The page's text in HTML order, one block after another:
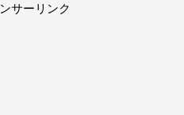
サーリンク